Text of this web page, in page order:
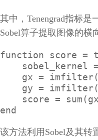
其中，Tenengrad指标
Sobel算子提取图像的横
function score =
sobel_kernel
gx =
gy =
score =
end
该方法利用Sobel及其转